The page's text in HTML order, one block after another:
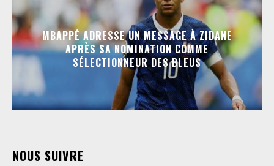
MBAPPÉ ADRESSE UN MESSAGE À ZIDANE
APRÈS SA NOMINATION COMME
SÉLECTIONNEUR DES BLEUS
NOUS SUIVRE